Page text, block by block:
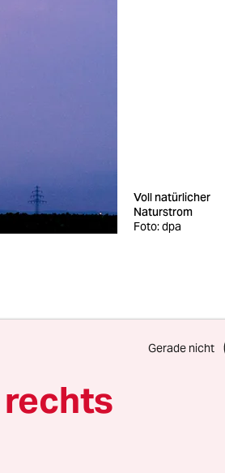
Voll natürlicher
Naturstrom
Foto: dpa
AG
wir wollen
verbessern.
Gerade nicht